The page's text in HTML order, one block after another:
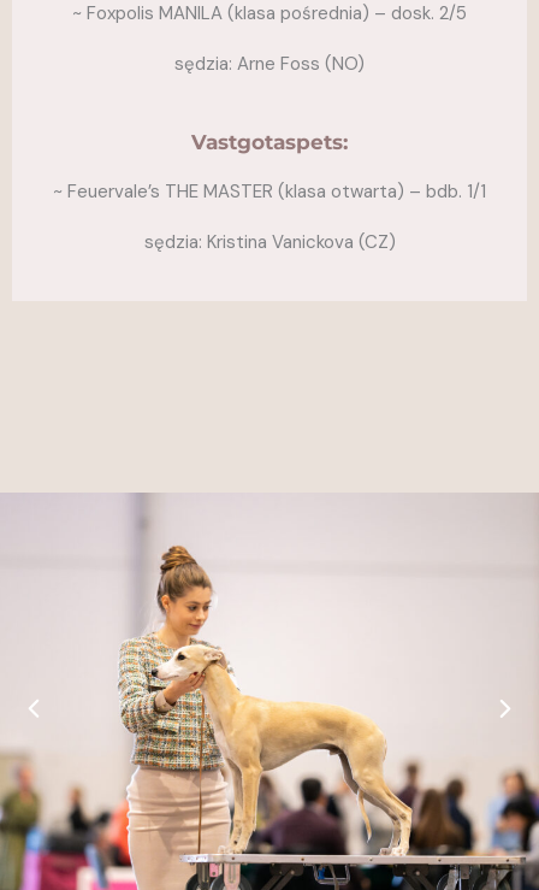
~ Foxpolis MANILA (klasa pośrednia) – dosk. 2/5
sędzia: Arne Foss (NO)
Vastgotaspets:
~ Feuervale’s THE MASTER (klasa otwarta) – bdb. 1/1
sędzia: Kristina Vanickova (CZ)